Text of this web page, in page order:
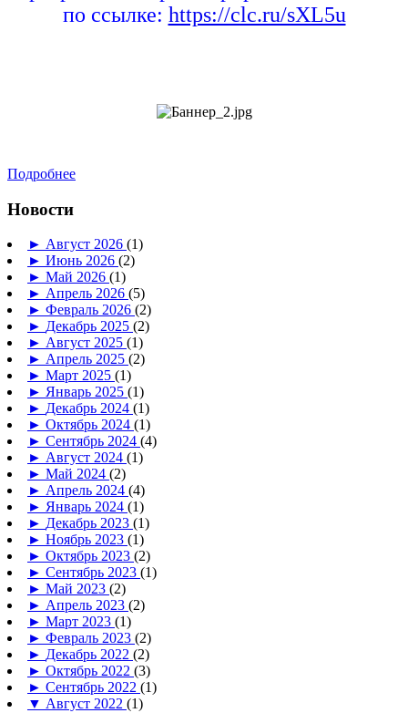
по ссылке: https://clc.ru/sXL5u
Подробнее
Новости
► Август 2026 (1)
► Июнь 2026 (2)
► Май 2026 (1)
► Апрель 2026 (5)
► Февраль 2026 (2)
► Декабрь 2025 (2)
► Август 2025 (1)
► Апрель 2025 (2)
► Март 2025 (1)
► Январь 2025 (1)
► Декабрь 2024 (1)
► Октябрь 2024 (1)
► Сентябрь 2024 (4)
► Август 2024 (1)
► Май 2024 (2)
► Апрель 2024 (4)
► Январь 2024 (1)
► Декабрь 2023 (1)
► Ноябрь 2023 (1)
► Октябрь 2023 (2)
► Сентябрь 2023 (1)
► Май 2023 (2)
► Апрель 2023 (2)
► Март 2023 (1)
► Февраль 2023 (2)
► Декабрь 2022 (2)
► Октябрь 2022 (3)
► Сентябрь 2022 (1)
▼ Август 2022 (1)